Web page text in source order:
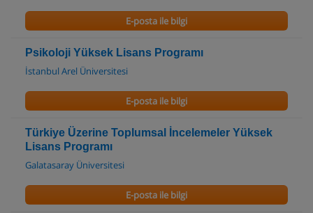
E-posta ile bilgi
Psikoloji Yüksek Lisans Programı
İstanbul Arel Üniversitesi
E-posta ile bilgi
Türkiye Üzerine Toplumsal İncelemeler Yüksek
Lisans Programı
Galatasaray Üniversitesi
E-posta ile bilgi